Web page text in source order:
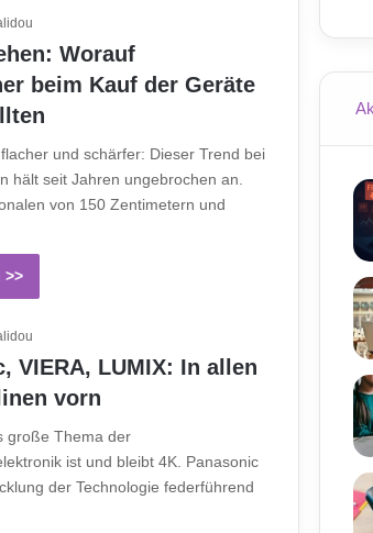
Worauf
beim Kauf der Geräte
und schärfer: Dieser Trend bei
hält seit Jahren ungebrochen an.
von 150 Zentimetern und
>>
VIERA, LUMIX: In allen
vorn
große Thema der
ist und bleibt 4K. Panasonic
der Technologie federführend